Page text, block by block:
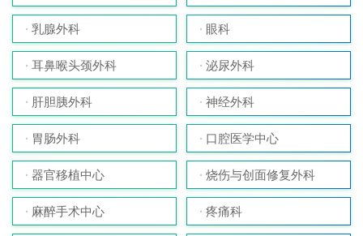
乳腺外科 眼科
耳鼻喉头颈外科 泌尿外科
肝胆胰外科 神经外科
胃肠外科 口腔医学中心
器官移植中心 烧伤与创面修复外科
麻醉手术中心 疼痛科